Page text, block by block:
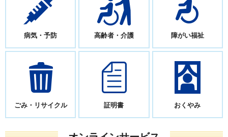
病気・予防 高齢者・介護 障がい福祉
ごみ・リサイクル 証明書 おくやみ